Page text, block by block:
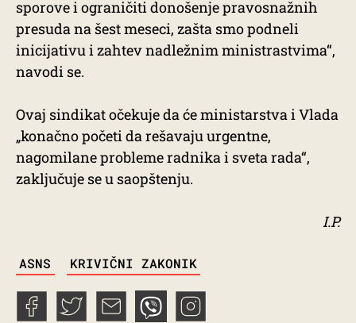
sporove i ograničiti donošenje pravosnažnih
presuda na šest meseci, zašta smo podneli
inicijativu i zahtev nadležnim ministrastvima“,
navodi se.
Ovaj sindikat očekuje da će ministarstva i Vlada
„konačno početi da rešavaju urgentne,
nagomilane probleme radnika i sveta rada“,
zaključuje se u saopštenju.
I.P.
ASNS KRIVIČNI ZAKONIK